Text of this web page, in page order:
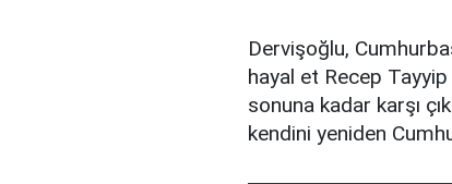
Dervişoğlu,
hayal et Recep
sonuna kadar karşı
kendini yeniden